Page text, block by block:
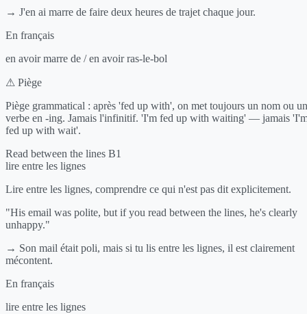
→ J'en ai marre de faire deux heures de trajet chaque jour.
En français
en avoir marre de / en avoir ras-le-bol
⚠ Piège
Piège grammatical : après 'fed up with', on met toujours un nom ou un
verbe en -ing. Jamais l'infinitif. 'I'm fed up with waiting' — jamais
fed up with wait'.
Read between the lines B1
lire entre les lignes
Lire entre les lignes, comprendre ce qui n'est pas dit explicitement.
"His email was polite, but if you read between the lines, he's clearly
unhappy."
→ Son mail était poli, mais si tu lis entre les lignes, il est clairement
mécontent.
En français
lire entre les lignes